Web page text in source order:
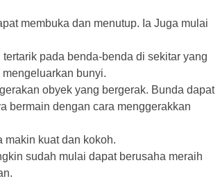
membuka dan menutup. Ia Juga mulai
pada benda-benda di sekitar yang
bunyi.
obyek yang bergerak. Bunda dapat
bermain dengan cara menggerakkan
makin kuat dan kokoh.
sudah mulai dapat berusaha meraih